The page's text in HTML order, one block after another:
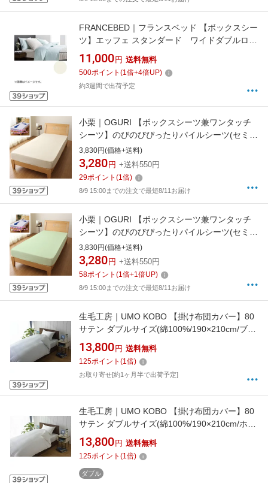
FRANCEBED｜フランスベッド 【ボックスシー
ツ】エッフェ スタンダード ワイドダブルロン
グサイズ(綿100%/154×210×35cm/キナリ) フラ
ンスベッド
11,000 円 送料無料
500ポイント (1倍+4倍UP)
約3週間で出荷予定
小栗｜OGURI 【ボックスシーツ兼ワンタッチ
シーツ】のびのびぴったりパイルシーツ(セミダ
ブル/ダブルサイズ兼用/アイボリー)
3,830円(価格+送料)
3,280 円 +送料550円
29ポイント (1倍)
8/9 15:00までの注文で最短8/11お届け
小栗｜OGURI 【ボックスシーツ兼ワンタッチ
シーツ】のびのびぴったりパイルシーツ(セミダ
ブル/ダブルサイズ兼用/グリーン)
3,830円(価格+送料)
3,280 円 +送料550円
58ポイント (1倍+1倍UP)
8/9 15:00までの注文で最短8/11お届け
生毛工房｜UMO KOBO 【掛け布団カバー】80
サテン ダブルサイズ(綿100%/190×210cm/ブル
ー)[UMK13KDBL]
13,800 円 送料無料
125ポイント (1倍)
お取り寄せ[約1ヶ月半で出荷予定]
生毛工房｜UMO KOBO 【掛け布団カバー】80
サテン ダブルサイズ(綿100%/190×210cm/ホワ
イト)[UMK13KDWH]
13,800 円 送料無料
125ポイント (1倍)
ダブル